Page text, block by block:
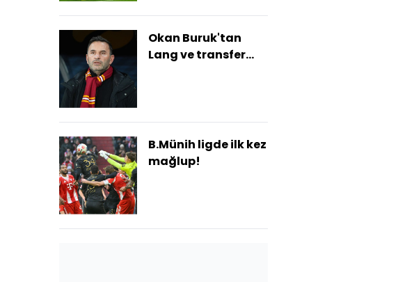
Okan Buruk'tan
Lang ve transfer
B.Münih ligde ilk kez
mağlup!